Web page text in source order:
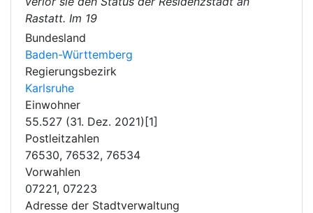
Rastatt. Im 19
Bundesland
Baden-Württemberg
Regierungsbezirk
Karlsruhe
Einwohner
55.527 (31. Dez. 2021)[1]
Postleitzahlen
76530, 76532, 76534
Vorwahlen
07221, 07223
Adresse der Stadtverwaltung